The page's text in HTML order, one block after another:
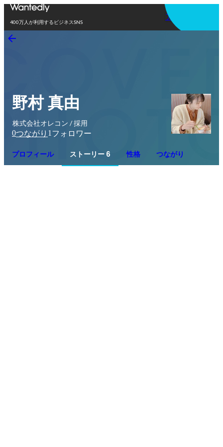
400万人が利用するビジネスSNS
アプリを使う
野村 真由
株式会社オレコン / 採用
0つながり 1 フォロワー
プロフィール ストーリー 6 性格 つながり